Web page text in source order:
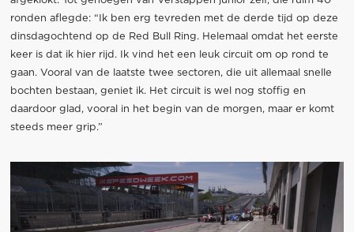
ronden aflegde: “Ik ben erg tevreden met de derde tijd op deze
dinsdagochtend op de Red Bull Ring. Helemaal omdat het eerste
keer is dat ik hier rijd. Ik vind het een leuk circuit om op rond te
gaan. Vooral van de laatste twee sectoren, die uit allemaal snelle
bochten bestaan, geniet ik. Het circuit is wel nog stoffig en
daardoor glad, vooral in het begin van de morgen, maar er komt
steeds meer grip.”